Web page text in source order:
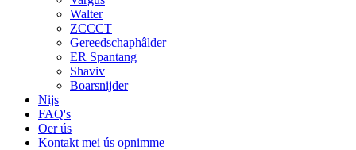
Walter
ZCCCT
Gereedschaphâlder
ER Spantang
Shaviv
Boarsnijder
Nijs
FAQ's
Oer ús
Kontakt mei ús opnimme